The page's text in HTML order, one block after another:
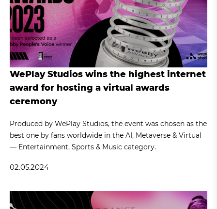
WePlay Studios wins the highest internet
award for hosting a virtual awards
ceremony
Produced by WePlay Studios, the event was chosen as the
best one by fans worldwide in the AI, Metaverse & Virtual
— Entertainment, Sports & Music category.
02.05.2024